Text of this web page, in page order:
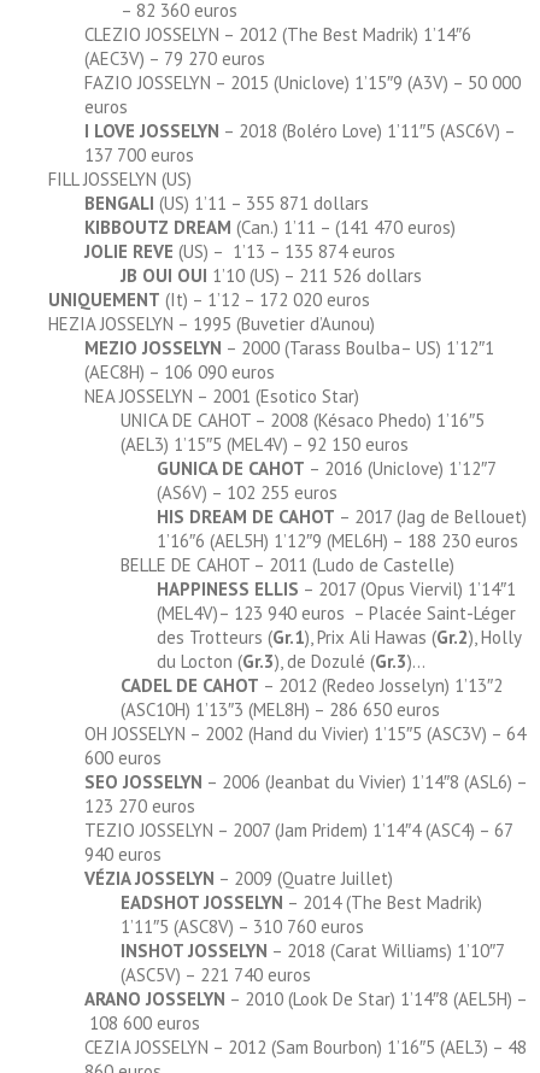
– 82 360 euros
CLEZIO JOSSELYN – 2012 (The Best Madrik) 1’14″6
(AEC3V) – 79 270 euros
FAZIO JOSSELYN – 2015 (Uniclove) 1’15″9 (A3V) – 50 000
euros
I LOVE JOSSELYN – 2018 (Boléro Love) 1’11″5 (ASC6V) –
137 700 euros
FILL JOSSELYN (US)
BENGALI (US) 1’11 – 355 871 dollars
KIBBOUTZ DREAM (Can.) 1’11 – (141 470 euros)
JOLIE REVE (US) – 1’13 – 135 874 euros
JB OUI OUI 1’10 (US) – 211 526 dollars
UNIQUEMENT (It) – 1’12 – 172 020 euros
HEZIA JOSSELYN – 1995 (Buvetier d’Aunou)
MEZIO JOSSELYN – 2000 (Tarass Boulba– US) 1’12″1
(AEC8H) – 106 090 euros
NEA JOSSELYN – 2001 (Esotico Star)
UNICA DE CAHOT – 2008 (Késaco Phedo) 1’16″5
(AEL3) 1’15″5 (MEL4V) – 92 150 euros
GUNICA DE CAHOT – 2016 (Uniclove) 1’12″7
(AS6V) – 102 255 euros
HIS DREAM DE CAHOT – 2017 (Jag de Bellouet)
1’16″6 (AEL5H) 1’12″9 (MEL6H) – 188 230 euros
BELLE DE CAHOT – 2011 (Ludo de Castelle)
HAPPINESS ELLIS – 2017 (Opus Viervil) 1’14″1
(MEL4V)– 123 940 euros – Placée Saint-Léger
des Trotteurs (Gr.1), Prix Ali Hawas (Gr.2), Holly
du Locton (Gr.3), de Dozulé (Gr.3)…
CADEL DE CAHOT – 2012 (Redeo Josselyn) 1’13″2
(ASC10H) 1’13″3 (MEL8H) – 286 650 euros
OH JOSSELYN – 2002 (Hand du Vivier) 1’15″5 (ASC3V) – 64
600 euros
SEO JOSSELYN – 2006 (Jeanbat du Vivier) 1’14″8 (ASL6) –
123 270 euros
TEZIO JOSSELYN – 2007 (Jam Pridem) 1’14″4 (ASC4) – 67
940 euros
VÉZIA JOSSELYN – 2009 (Quatre Juillet)
EADSHOT JOSSELYN – 2014 (The Best Madrik)
1’11″5 (ASC8V) – 310 760 euros
INSHOT JOSSELYN – 2018 (Carat Williams) 1’10″7
(ASC5V) – 221 740 euros
ARANO JOSSELYN – 2010 (Look De Star) 1’14″8 (AEL5H) –
108 600 euros
CEZIA JOSSELYN – 2012 (Sam Bourbon) 1’16″5 (AEL3) – 48